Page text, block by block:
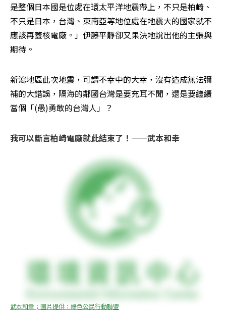
是整個日本國是位處在環太平洋地震帶上，不只是柏崎、
不只是日本，台灣、東南亞等地位處在地震大的國家就不
應該再蓋核電廠。」伊藤平靜卻又果決地說出他的主張與
期待。
新瀉地區此次地震，可謂不幸中的大幸，沒有造成無法彌
補的大錯誤，隔海的鄰國台灣是要充耳不聞，還是要繼續
當個「(愚)勇敢的台灣人」？
我可以斷言柏崎電廠就此結束了！——武本和幸
武本和幸；圖片提供：綠色公民行動聯盟